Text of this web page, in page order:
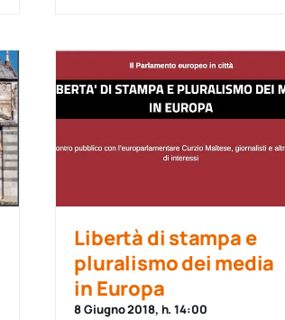
Libertà di stampa e
pluralismo dei media
in Europa
8 Giugno 2018, h. 14:00